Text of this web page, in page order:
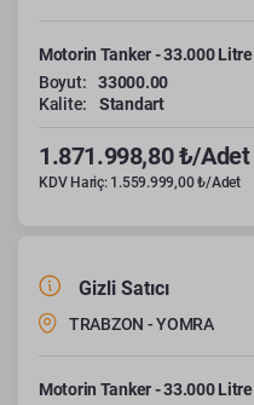
Motorin Tanker - 33.000 Litre
Boyut:
33000.00
Kalite:
Standart
1.871.998,80 ₺/Adet
KDV Hariç: 1.559.999,00 ₺/Adet
Gizli Satıcı
TRABZON - YOMRA
Motorin Tanker - 33.000 Litre